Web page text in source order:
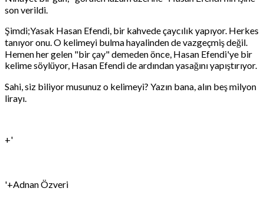
son verildi.
Şimdi;Yasak Hasan Efendi, bir kahvede çaycılık yapıyor. Herkes
tanıyor onu. O kelimeyi bulma hayalinden de vazgeçmiş değil.
Hemen her gelen "bir çay" demeden önce, Hasan Efendi'ye bir
kelime söylüyor, Hasan Efendi de ardından yasağını yapıştırıyor.
Sahi, siz biliyor musunuz o kelimeyi? Yazın bana, alın beş milyon
lirayı.
+'
'+Adnan Özveri